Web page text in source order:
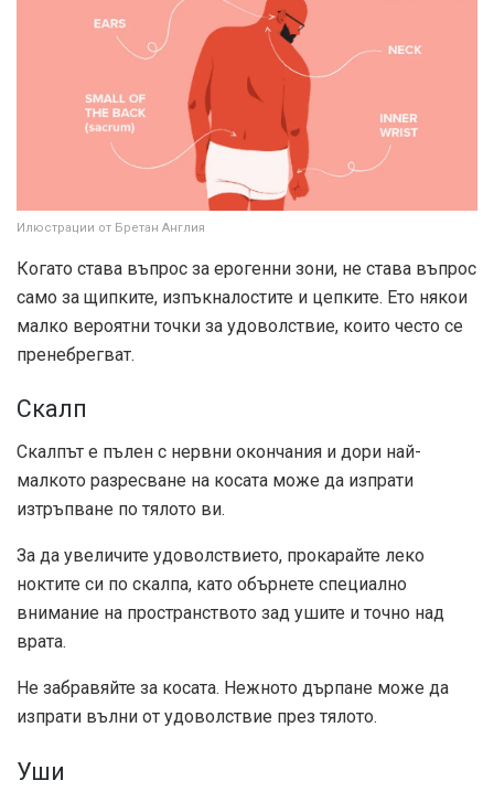
Илюстрации от Бретан Англия
Когато става въпрос за ерогенни зони, не става въпрос
само за щипките, изпъкналостите и цепките. Ето някои
малко вероятни точки за удоволствие, които често се
пренебрегват.
Скалп
Скалпът е пълен с нервни окончания и дори най-
малкото разресване на косата може да изпрати
изтръпване по тялото ви.
За да увеличите удоволствието, прокарайте леко
ноктите си по скалпа, като обърнете специално
внимание на пространството зад ушите и точно над
врата.
Не забравяйте за косата. Нежното дърпане може да
изпрати вълни от удоволствие през тялото.
Уши